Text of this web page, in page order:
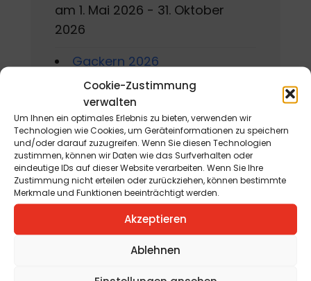
Cookie-Zustimmung
verwalten
Um Ihnen ein optimales Erlebnis zu bieten, verwenden wir
Technologien wie Cookies, um Geräteinformationen zu speichern
und/oder darauf zuzugreifen. Wenn Sie diesen Technologien
zustimmen, können wir Daten wie das Surfverhalten oder
eindeutige IDs auf dieser Website verarbeiten. Wenn Sie Ihre
Zustimmung nicht erteilen oder zurückziehen, können bestimmte
Merkmale und Funktionen beeinträchtigt werden.
Akzeptieren
Ablehnen
am 1. Mai 2026 - 31. Oktober
2026
Gackern 2026
am 7. August 2026 - 16. August
2026
Sommerworkshop der
Kärntner Kindermalschule in St.
Andrä
am 10. August 2026 - 15. August
2026
Jahreskreisfest Schnitterin